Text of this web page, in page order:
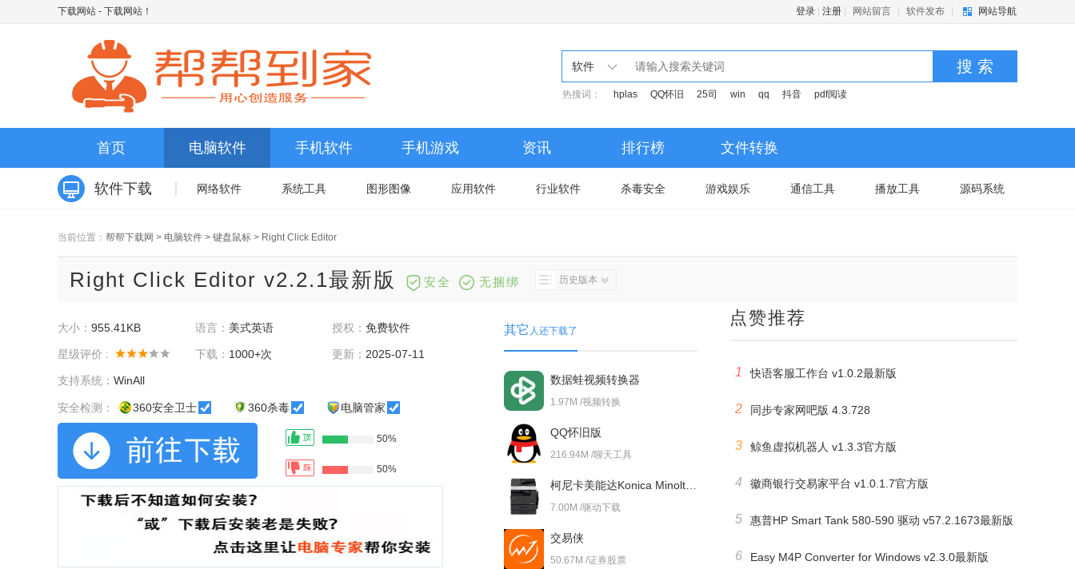
下载网站 - 下载网站！ 登录 注册 网站留言 软件发布 网站导航
软件 搜 索
热搜词： hplas QQ怀旧 25司 win qq 抖音 pdf阅读
首页 电脑软件 手机软件 手机游戏 资讯 排行榜 文件转换
软件下载 网络软件 系统工具 图形图像 应用软件 行业软件 杀毒安全 游戏娱乐 通信工具 播放工具 源码系统
当前位置： 帮帮下载网 > 电脑软件 > 键盘鼠标 > Right Click Editor
Right Click Editor v2.2.1最新版 安全 无捆绑 历史版本
大小： 955.41KB 语言： 美式英语 授权：免费软件
星级评价 : 下载： 1000+次 更新： 2025-07-11
支持系统： WinAll
安全检测： 360安全卫士 360杀毒 电脑管家
50%
50%
其它 人还下载了
数据蛙视频转换器
1.97M /视频转换
QQ怀旧版
216.94M /聊天工具
7.00M /驱动下载
交易侠
50.67M /证券股票
点赞推荐
1 快语客服工作台 v1.0.2最新版
2 同步专家网吧版 4.3.728
3 鲸鱼虚拟机器人 v1.3.3官方版
4 徽商银行交易家平台 v1.0.1.7官方版
5 惠普HP Smart Tank 580-590 驱动 v57.2.1673最新版
6 Easy M4P Converter for Windows v2.3.0最新版